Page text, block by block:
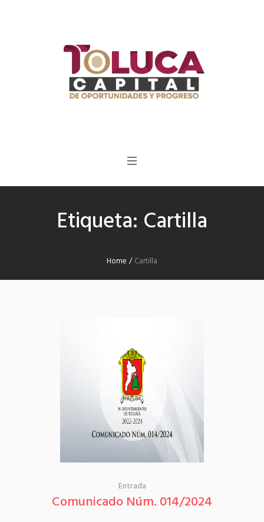
Etiqueta: Cartilla
Home /Cartilla
Entrada
Comunicado Núm. 014/2024